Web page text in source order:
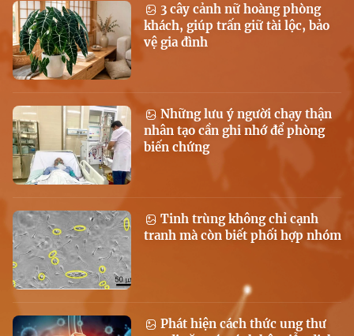
3 cây cảnh nữ hoàng phòng
khách, giúp trấn giữ tài lộc, bảo
vệ gia đình
Những lưu ý người chạy thận
nhân tạo cần ghi nhớ để phòng
biến chứng
Tinh trùng không chỉ cạnh
tranh mà còn biết phối hợp nhóm
Phát hiện cách thức ung thư